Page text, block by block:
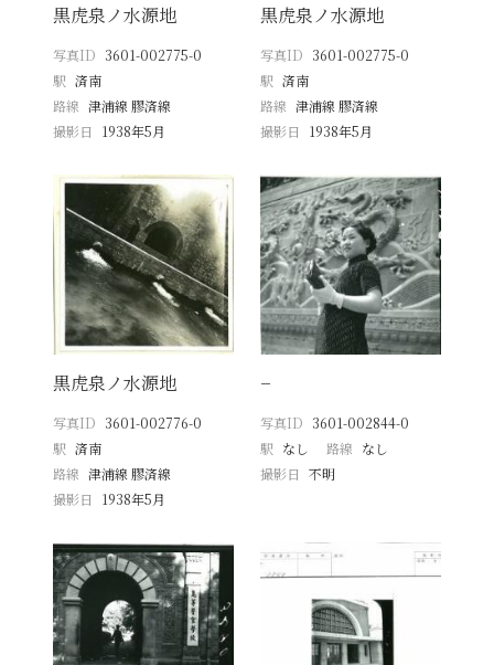
黒虎泉ノ水源地
写真ID 3601-002775-0
駅 済南
路線 津浦線 膠済線
撮影日
1938年5月
黒虎泉ノ水源地
写真ID 3601-002775-0
駅 済南
路線 津浦線 膠済線
撮影日
1938年5月
黒虎泉ノ水源地
写真ID 3601-002776-0
駅 済南
路線 津浦線 膠済線
撮影日
1938年5月
−
写真ID 3601-002844-0
駅 なし 路線 なし
撮影日 不明